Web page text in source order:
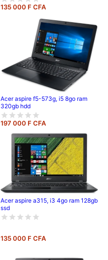
135 000 F CFA
Acer aspire f5-573g, i5 8go ram
320gb hdd
197 000 F CFA
Acer aspire a315, i3 4go ram 128gb
ssd
135 000 F CFA